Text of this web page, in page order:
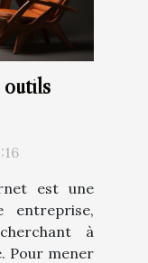
outils
est une
entreprise,
à
Pour mener